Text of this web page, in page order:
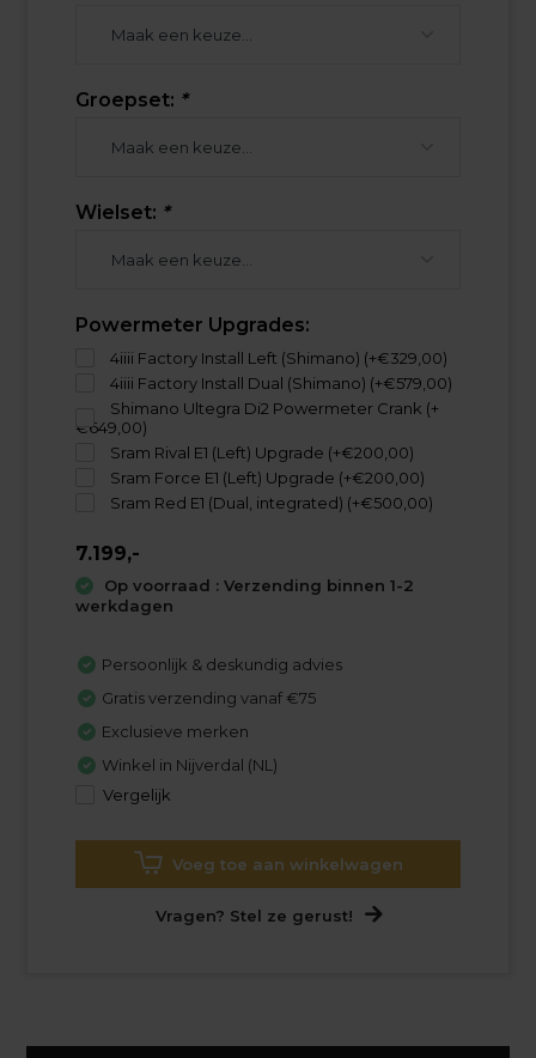
Groepset: *
Wielset: *
Powermeter Upgrades:
4iiii Factory Install Left (Shimano) (+€329,00)
4iiii Factory Install Dual (Shimano) (+€579,00)
Shimano Ultegra Di2 Powermeter Crank (+
€649,00)
Sram Rival E1 (Left) Upgrade (+€200,00)
Sram Force E1 (Left) Upgrade (+€200,00)
Sram Red E1 (Dual, integrated) (+€500,00)
7.199,-
Op voorraad : Verzending binnen 1-2
werkdagen
Persoonlijk & deskundig advies
Gratis verzending vanaf €75
Exclusieve merken
Winkel in Nijverdal (NL)
Vergelijk
Voeg toe aan winkelwagen
Vragen? Stel ze gerust!